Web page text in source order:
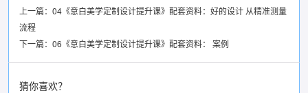
上一篇： 04《意白美学定制设计提升课》配套资料：好的设计 从精准测量
流程
下一篇： 06《意白美学定制设计提升课》配套资料： 案例
猜你喜欢？